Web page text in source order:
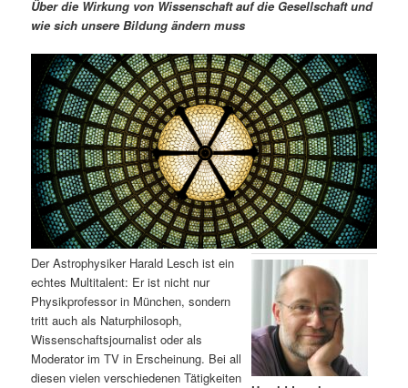
r
e
n
I
n
h
a
l
d
ä
r
e
n
I
n
h
n
a
a
t
i
o
n
Über die Wirkung von Wissenschaft auf die Gesellschaft und
wie sich unsere Bildung ändern muss
Der Astrophysiker Harald Lesch ist ein
echtes Multitalent: Er ist nicht nur
Physikprofessor in München, sondern
tritt auch als Naturphilosoph,
Wissenschaftsjournalist oder als
Moderator im TV in Erscheinung. Bei all
diesen vielen verschiedenen Tätigkeiten